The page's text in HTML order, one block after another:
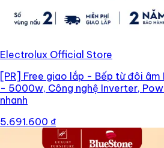
Electrolux Official Store
[PR] Free giao lắp - Bếp từ đôi âm
- 5000w, Công nghệ Inverter,
nhanh
5.691.600 ₫